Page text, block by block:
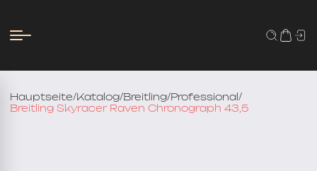
Hauptseite/ Katalog/Breitling/ Professional /
Breitling Skyracer Raven Chronograph 43,5